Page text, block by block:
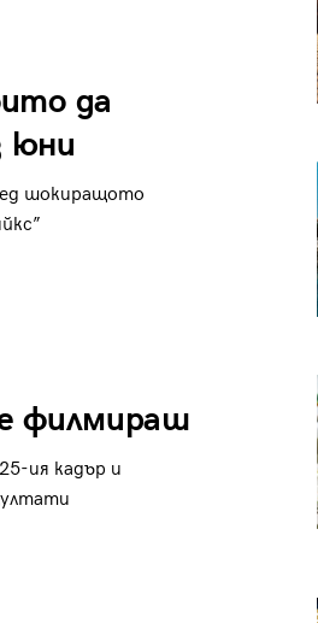
да
юни
шокиращото
филмираш
ия кадър и